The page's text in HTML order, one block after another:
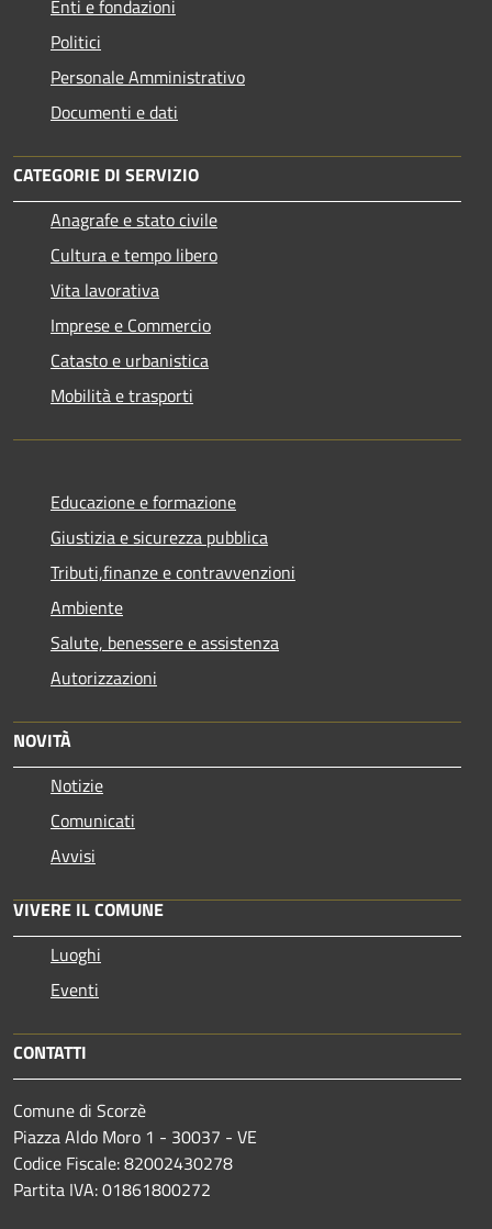
Enti e fondazioni
Politici
Personale Amministrativo
Documenti e dati
CATEGORIE DI SERVIZIO
Anagrafe e stato civile
Cultura e tempo libero
Vita lavorativa
Imprese e Commercio
Catasto e urbanistica
Mobilità e trasporti
Educazione e formazione
Giustizia e sicurezza pubblica
Tributi,finanze e contravvenzioni
Ambiente
Salute, benessere e assistenza
Autorizzazioni
NOVITÀ
Notizie
Comunicati
Avvisi
VIVERE IL COMUNE
Luoghi
Eventi
CONTATTI
Comune di Scorzè
Piazza Aldo Moro 1 - 30037 - VE
Codice Fiscale: 82002430278
Partita IVA: 01861800272